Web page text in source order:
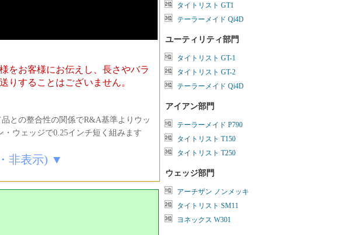
をお客様にお伝えし、長さやバラ
りすることはございません。
との整合性の関係でR&A基準よりウッ
ウェッジで0.25インチ短く組みます
非表示) ▼
タイトリスト GT1
テーラーメイド Qi4D
ユーティリティ部門
タイトリスト GT-1
タイトリスト GT-2
テーラーメイド Qi4D
アイアン部門
テーラーメイド P790
タイトリスト T150
タイトリスト T250
ウェッジ部門
アーチザン ノンメッキ
タイトリスト SM11
ヨネックス W301